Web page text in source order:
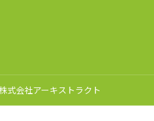
式会社アーキストラクト